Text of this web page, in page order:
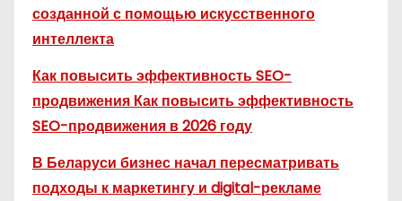
созданной с помощью искусственного
интеллекта
Как повысить эффективность SEO-
продвижения Как повысить эффективность
SEO-продвижения в 2026 году
В Беларуси бизнес начал пересматривать
подходы к маркетингу и digital-рекламе